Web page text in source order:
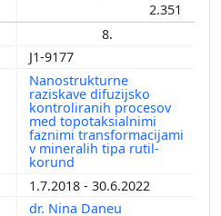
2.351
8.
J1-9177
Nanostrukturne
raziskave difuzijsko
kontroliranih procesov
med topotaksialnimi
faznimi transformacijami
v mineralih tipa rutil-
korund
1.7.2018 - 30.6.2022
dr. Nina Daneu